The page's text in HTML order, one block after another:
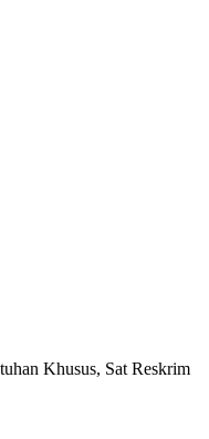
Khusus, Sat Reskrim